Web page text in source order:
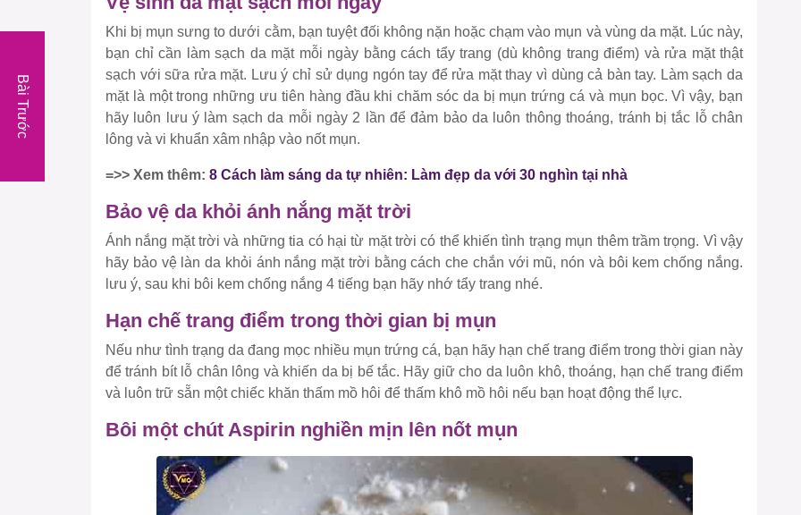
Khi bị mụn sưng to dưới cằm, bạn tuyệt đối không nặn hoặc chạm vào mụn và vùng da mặt. Lúc này,
bạn chỉ cần làm sạch da mặt mỗi ngày bằng cách tẩy trang (dù không trang điểm) và rửa mặt thật
sạch với sữa rửa mặt. Lưu ý chỉ sử dụng ngón tay để rửa mặt thay vì dùng cả bàn tay. Làm sạch da
mặt là một trong những ưu tiên hàng đầu khi chăm sóc da bị mụn trứng cá và mụn bọc. Vì vậy, bạn
hãy luôn lưu ý làm sạch da mỗi ngày 2 lần để đảm bảo da luôn thông thoáng, tránh bị tắc lỗ chân
lông và vi khuẩn xâm nhập vào nốt mụn.
=>> Xem thêm: 8 Cách làm sáng da tự nhiên: Làm đẹp da với 30 nghìn tại nhà
Bảo vệ da khỏi ánh nắng mặt trời
Ánh nắng mặt trời và những tia có hại từ mặt trời có thể khiến tình trạng mụn thêm trầm trọng. Vì vậy
hãy bảo vệ làn da khỏi ánh nắng mặt trời bằng cách che chắn với mũ, nón và bôi kem chống nắng.
lưu ý, sau khi bôi kem chống nắng 4 tiếng bạn hãy nhớ tẩy trang nhé.
Hạn chế trang điểm trong thời gian bị mụn
Nếu như tình trạng da đang mọc nhiều mụn trứng cá, bạn hãy hạn chế trang điểm trong thời gian này
để tránh bít lỗ chân lông và khiến da bị bế tắc. Hãy giữ cho da luôn khô, thoáng, hạn chế trang điểm
và luôn trữ sẵn một chiếc khăn thấm mồ hôi để thấm khô mồ hôi nếu bạn hoạt động thể lực.
Bôi một chút Aspirin nghiền mịn lên nốt mụn
Bài Trước